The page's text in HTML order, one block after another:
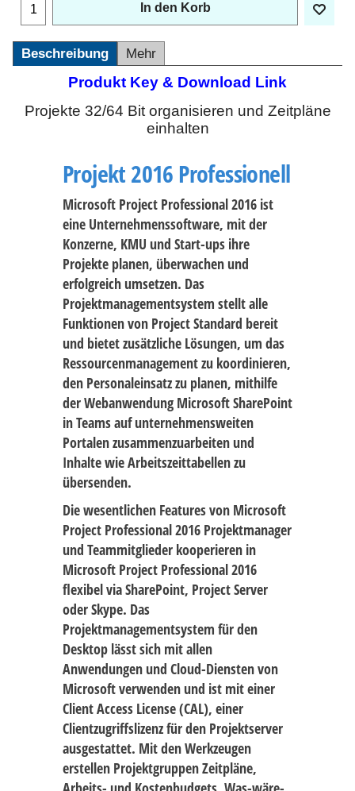
In den Korb
Beschreibung Mehr
Produkt Key & Download Link
Projekte 32/64 Bit organisieren und Zeitpläne
einhalten
Projekt 2016 Professionell
Microsoft Project Professional 2016 ist
eine Unternehmenssoftware, mit der
Konzerne, KMU und Start-ups ihre
Projekte planen, überwachen und
erfolgreich umsetzen. Das
Projektmanagementsystem stellt alle
Funktionen von Project Standard bereit
und bietet zusätzliche Lösungen, um das
Ressourcenmanagement zu koordinieren,
den Personaleinsatz zu planen, mithilfe
der Webanwendung Microsoft SharePoint
in Teams auf unternehmensweiten
Portalen zusammenzuarbeiten und
Inhalte wie Arbeitszeittabellen zu
übersenden.
Die wesentlichen Features von Microsoft
Project Professional 2016 Projektmanager
und Teammitglieder kooperieren in
Microsoft Project Professional 2016
flexibel via SharePoint, Project Server
oder Skype. Das
Projektmanagementsystem für den
Desktop lässt sich mit allen
Anwendungen und Cloud-Diensten von
Microsoft verwenden und ist mit einer
Client Access License (CAL), einer
Clientzugriffslizenz für den Projektserver
ausgestattet. Mit den Werkzeugen
erstellen Projektgruppen Zeitpläne,